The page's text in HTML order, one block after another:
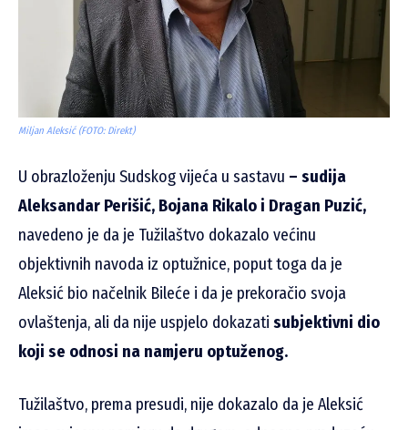
Miljan Aleksić (FOTO: Direkt)
U obrazloženju Sudskog vijeća u sastavu – sudija
Aleksandar Perišić, Bojana Rikalo i Dragan Puzić,
navedeno je da je Tužilaštvo dokazalo većinu
objektivnih navoda iz optužnice, poput toga da je
Aleksić bio načelnik Bileće i da je prekoračio svoja
ovlaštenja, ali da nije uspjelo dokazati subjektivni dio
koji se odnosi na namjeru optuženog.
Tužilaštvo, prema presudi, nije dokazalo da je Aleksić